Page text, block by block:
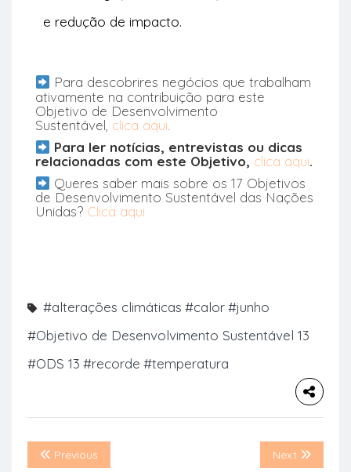
e redução de impacto.
Para descobrires negócios que trabalham
ativamente na contribuição para este
Objetivo de Desenvolvimento
Sustentável, clica aqui
Para ler notícias, entrevistas ou dicas
relacionadas com este Objetivo, clica aqui.
Queres saber mais sobre os 17 Objetivos
de Desenvolvimento Sustentável das Nações
Unidas? Clica aqui
#alterações climáticas #calor#junho
#Objetivo de Desenvolvimento Sustentável 13
#ODS 13 #recorde #temperatura
Previous Next